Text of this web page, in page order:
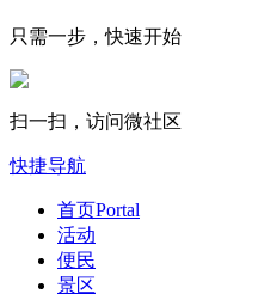
只需一步，快速开始
扫一扫，访问微社区
快捷导航
首页Portal
活动
便民
景区